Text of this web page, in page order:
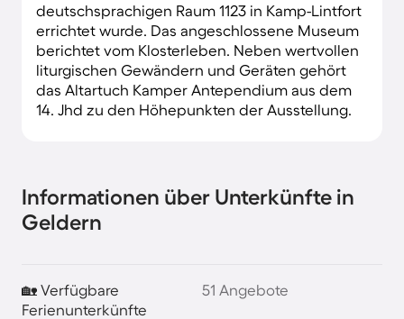
deutschsprachigen Raum 1123 in Kamp-Lintfort
errichtet wurde. Das angeschlossene Museum
berichtet vom Klosterleben. Neben wertvollen
liturgischen Gewändern und Geräten gehört
das Altartuch Kamper Antependium aus dem
14. Jhd zu den Höhepunkten der Ausstellung.
Informationen über Unterkünfte in
Geldern
🏡 Verfügbare
Ferienunterkünfte
51 Angebote